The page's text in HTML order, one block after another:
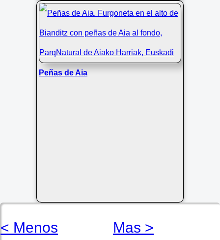
Peñas de Aia
< Menos Mas >